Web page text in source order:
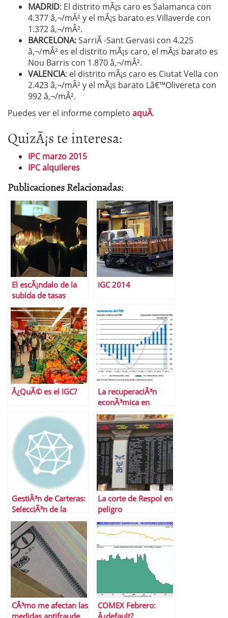
MADRID: El distrito mÃ¡s caro es Salamanca con
4.377 â‚¬/mÂ² y el mÃ¡s barato es Villaverde con
1.372 â‚¬/mÂ².
BARCELONA:SarriÃ -Sant Gervasi con 4.225
â‚¬/mÂ² es el distrito mÃ¡s caro, el mÃ¡s barato es
Nou Barris con 1.870 â‚¬/mÂ².
VALENCIA: el distrito mÃ¡s caro es Ciutat Vella con
2.423 â‚¬/mÂ² y el mÃ¡s barato Lâ€™Olivereta con
992 â‚¬/mÂ².
Puedes ver el informe completo aquÃ­.
QuizÃ¡s te interesa:
IPC marzo 2015
IPC alquileres
Publicaciones Relacionadas:
El escÃ¡ndalo de la
subida de tasas
universitarias
IGC 2014
Â¿QuÃ© es el IGC?
La recuperaciÃ³n
econÃ³mica en
EspaÃ±a,
Â¿consolidada?
GestiÃ³n de Carteras:
SelecciÃ³n de la
cartera Ã³ptima
La corte de Respol en
peligro
CÃ³mo me afectan las
COMEX Febrero: